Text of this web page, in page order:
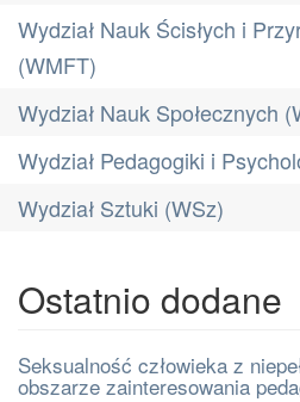
Wydział Nauk Ścisłych i
(WMFT)
Wydział Nauk Społecznych
Wydział Pedagogiki i
Wydział Sztuki (WSz)
Ostatnio dodane
Seksualność człowieka z
obszarze zainteresowania